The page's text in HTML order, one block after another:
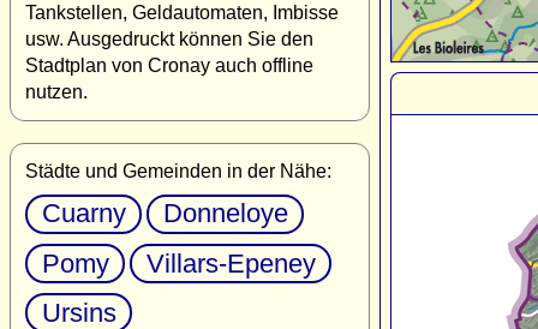
Tankstellen, Geldautomaten, Imbisse
usw. Ausgedruckt können Sie den
Stadtplan von Cronay auch offline
nutzen.
Städte und Gemeinden in der Nähe:
Cuarny
Donneloye
Pomy
Villars-Epeney
Ursins